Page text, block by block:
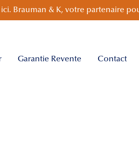
Brauman & K, votre partenaire
Garantie Revente Contact